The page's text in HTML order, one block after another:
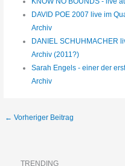
DAVID POE 2007 live im
Archiv
DANIEL SCHUHMACHER
Archiv (2011?)
Sarah Engels - einer der
Archiv
← Vorheriger Beitrag
TRENDING